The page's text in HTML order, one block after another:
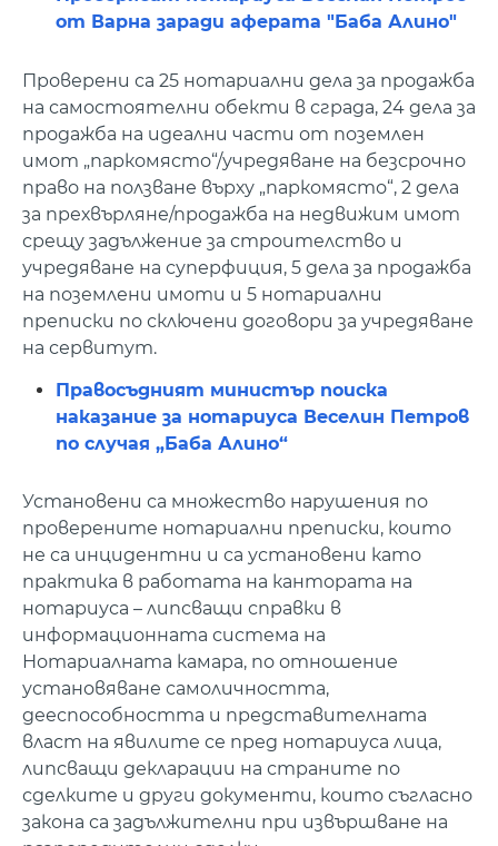
от Варна заради аферата "Баба Алино"
Проверени са 25 нотариални дела за продажба
на самостоятелни обекти в сграда, 24 дела за
продажба на идеални части от поземлен
имот „паркомясто“/учредяване на безсрочно
право на ползване върху „паркомясто“, 2 дела
за прехвърляне/продажба на недвижим имот
срещу задължение за строителство и
учредяване на суперфиция, 5 дела за продажба
на поземлени имоти и 5 нотариални
преписки по сключени договори за учредяване
на сервитут.
Правосъдният министър поиска
наказание за нотариуса Веселин Петров
по случая „Баба Алино“
Установени са множество нарушения по
проверените нотариални преписки, които
не са инцидентни и са установени като
практика в работата на кантората на
нотариуса – липсващи справки в
информационната система на
Нотариалната камара, по отношение
установяване самоличността,
дееспособността и представителната
власт на явилите се пред нотариуса лица,
липсващи декларации на страните по
сделките и други документи, които съгласно
закона са задължителни при извършване на